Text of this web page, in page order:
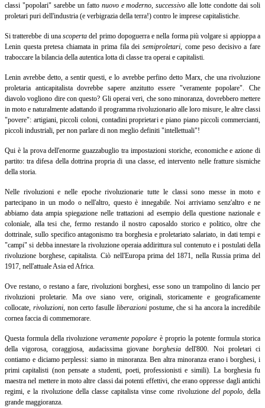
classi "popolari" sarebbe un fatto nuovo e moderno, successivoalle lotte condotte dai soli
proletari puri dell'industria (e verbigrazia della terra!) contro le imprese capitalistiche.
Si tratterebbe di unascopertadel primo dopoguerra e nella forma più volgare si appioppa a
Lenin questa pretesa chiamata in prima fila dei semiproletari, come peso decisivo a fare
traboccare la bilancia della autentica lotta di classe tra operai e capitalisti.
Lenin avrebbe detto, a sentir questi, e lo avrebbe perfino detto Marx, che una rivoluzione
proletaria anticapitalista dovrebbe sapere anzitutto essere "veramente popolare". Che
diavolo vogliono dire con questo? Gli operai veri, che sono minoranza, dovrebbero mettere
in moto e naturalmente adattando il programma rivoluzionario alle loro misure, le altre classi
"povere": artigiani, piccoli coloni, contadini proprietari e piano piano piccoli commercianti,
piccoli industriali, per non parlare di non meglio definiti "intellettuali"!
Qui è la prova dell'enorme guazzabuglio tra impostazioni storiche, economiche e azione di
partito: tra difesa della dottrina propria di una classe, ed intervento nelle fratture sismiche
della storia.
Nelle rivoluzioni e nelle epoche rivoluzionarie tutte le classi sono messe in moto e
partecipano in un modo o nell'altro, questo è innegabile. Noi arriviamo senz'altro e ne
abbiamo data ampia spiegazione nelle trattazioni ad esempio della questione nazionale e
coloniale, alla tesi che, fermo restando il nostro caposaldo storico e politico, oltre che
dottrinale, sullo specifico antagonismo tra borghesia e proletariato salariato, in dati tempi e
"campi" si debba innestare la rivoluzione operaia addirittura sul contenuto e i postulati della
rivoluzione borghese, capitalista. Ciò nell'Europa prima del 1871, nella Russia prima del
1917, nell'attuale Asia ed Africa.
Ove restano, o restano a fare, rivoluzioni borghesi, esse sono un trampolino di lancio per
rivoluzioni proletarie. Ma ove siano vere, originali, storicamente e geograficamente
collocate, rivoluzioni, non certo fasulle liberazioni postume, che si ha ancora la incredibile
cornea faccia di commemorare.
Questa formula della rivoluzioneveramente popolare è proprio la potente formula storica
della vigorosa, coraggiosa, audacissima giovaneborghesiadell'800. Noi proletari ci
contiamo e diciamo perplessi: siamo in minoranza. Ben altra minoranza erano i borghesi, i
primi capitalisti (non pensate a studenti, poeti, professionisti e simili). La borghesia fu
maestra nel mettere in moto altre classi dai potenti effettivi, che erano oppresse dagli antichi
regimi, e la rivoluzione della classe capitalista vinse come rivoluzione del popolo, della
grande maggioranza.